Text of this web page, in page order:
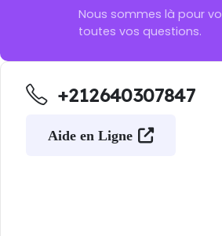
Nous sommes là pour
toutes vos questions.
+212640307847
Aide en Ligne